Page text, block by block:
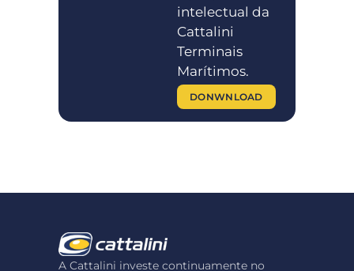
intelectual da
Cattalini
Terminais
Marítimos.
DONWNLOAD
A Cattalini investe continuamente no